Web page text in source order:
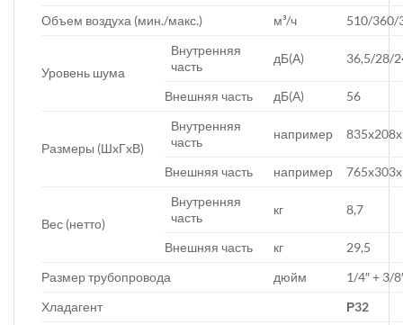
Объем воздуха (мин./макс.) м³/ч 510/360/
Уровень шума
Внутренняя
часть
дБ(А) 36,5/28/
Внешняя часть дБ(А) 56
Размеры (ШxГxВ)
Внутренняя
часть
например
Внешняя часть например
Вес (нетто)
Внутренняя
часть
кг 8,7
Внешняя часть кг
29,5
Размер трубопровода
дюйм
1/4″ + 3/
Хладагент
Р32